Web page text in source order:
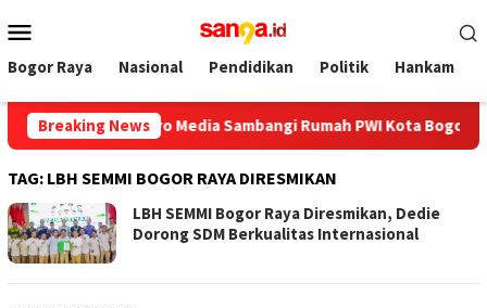
ke
kontenMobile
Bogor Raya Nasional Pendidikan Politik Hankam
Breaking News
Bos Ayo Media Sambangi Rumah PWI Kota Bogor
TAG: LBH SEMMI BOGOR RAYA DIRESMIKAN
LBH SEMMI Bogor Raya Diresmikan, Dedie
Dorong SDM Berkualitas Internasional